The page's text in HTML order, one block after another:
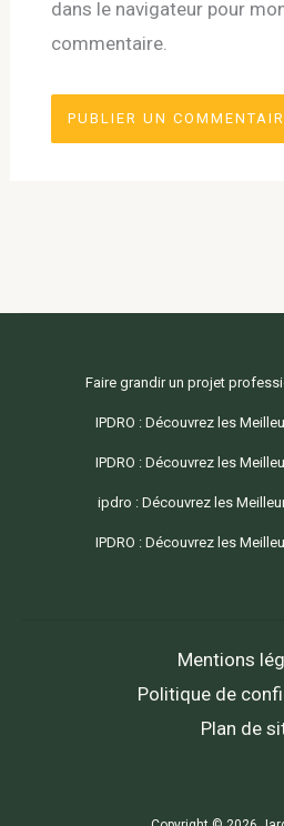
dans le navigateur pour
commentaire.
Faire grandir un projet
IPDRO : Découvrez les
IPDRO : Découvrez les
ipdro : Découvrez les
IPDRO : Découvrez les
Mentions
Politique de
Plan de